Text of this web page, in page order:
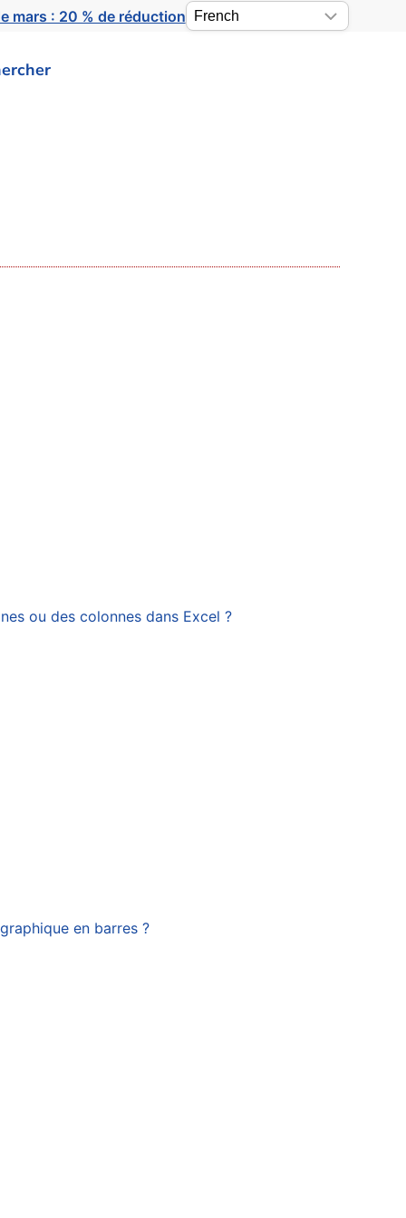
mars : 20 % de réduction
ou des colonnes dans Excel ?
en barres ?